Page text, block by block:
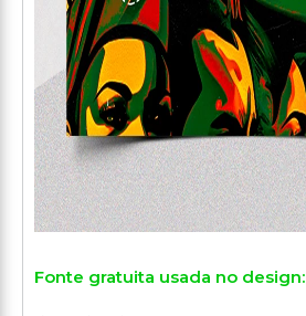
Fonte gratuita usada no design: